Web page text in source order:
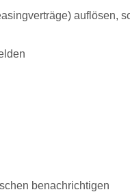
auflösen,
benachrichtigen